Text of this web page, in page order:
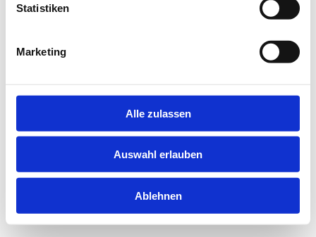
Statistiken
Marketing
Alle zulassen
Auswahl erlauben
Ablehnen